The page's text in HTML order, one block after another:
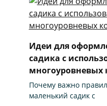
Идеи для
садика с
многоуровневых
Почему важно
маленький садик с